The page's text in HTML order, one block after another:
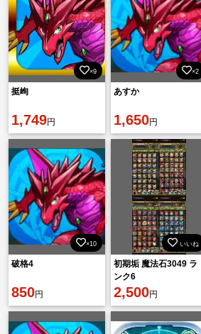
×9
挺峋
1,749円
×2
あすか
1,650円
×10
破格4
850円
いいね
初期垢 魔法石3049 ラ
ンク6
2,500円